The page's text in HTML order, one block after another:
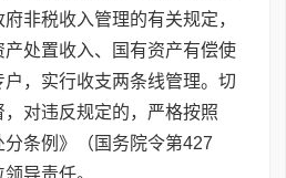
非税收入管理的有关规定，
处置收入、国有资产有偿使
，实行收支两条线管理。切
对违反规定的，严格按照
分条例》（国务院令第427